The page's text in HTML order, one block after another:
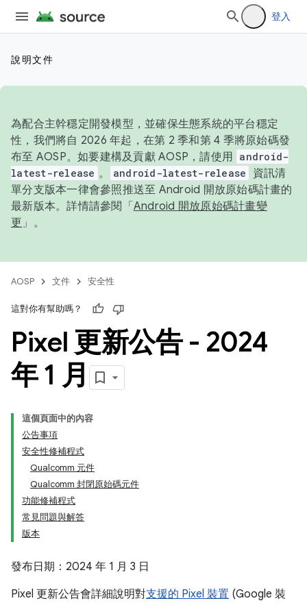
登入
說明文件
為配合主幹穩定開發模型，並確保生態系統的平台穩定
性，我們將自 2026 年起，在第 2 季和第 4 季將原始碼發
布至 AOSP。如要建構及貢獻 AOSP，請使用 android-
latest-release 。 android-latest-release
資訊清
單分支版本一律會參照推送至 Android 開放原始碼計畫的
最新版本。詳情請參閱「 Android 開放原始碼計畫變
更 」。
AOSP 文件 安全性
這對你有幫助嗎？
Pixel 更新公告 - 2024
年 1 月
這個頁面中的內容
公告事項
安全性修補程式
Qualcomm 元件
Qualcomm 封閉原始碼元件
功能修補程式
常見問題與解答
版本
發布日期：2024 年 1 月 3 日
Pixel 更新公告會詳細說明對支援的 Pixel 裝置 (Google 裝